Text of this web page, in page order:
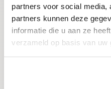
partners voor social media,
partners kunnen deze
informatie die u aan ze
verzameld op basis van